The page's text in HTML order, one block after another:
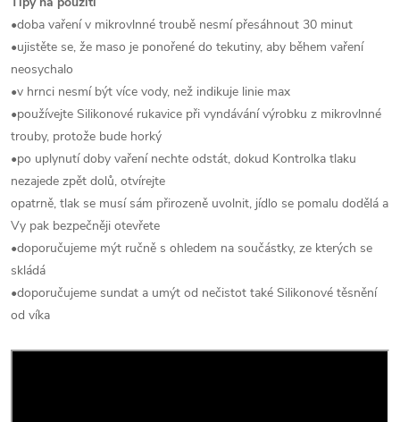
•doba vaření v mikrovlnné troubě nesmí přesáhnout 30 minut
•ujistěte se, že maso je ponořené do tekutiny, aby během vaření
neosychalo
•v hrnci nesmí být více vody, než indikuje linie max
•používejte Silikonové rukavice při vyndávání výrobku z mikrovlnné
trouby, protože bude horký
•po uplynutí doby vaření nechte odstát, dokud Kontrolka tlaku
nezajede zpět dolů, otvírejte
opatrně, tlak se musí sám přirozeně uvolnit, jídlo se pomalu dodělá a
Vy pak bezpečněji otevřete
•doporučujeme mýt ručně s ohledem na součástky, ze kterých se
skládá
•doporučujeme sundat a umýt od nečistot také Silikonové těsnění
od víka